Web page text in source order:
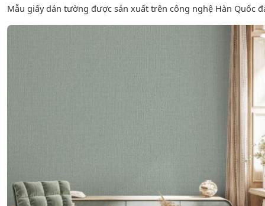
Mẫu giấy dán tường được sản xuất trên công nghệ Hàn Quốc